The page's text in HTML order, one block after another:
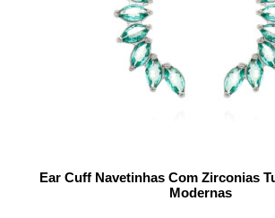
Ear Cuff Navetinhas Com Zirconias
Modernas